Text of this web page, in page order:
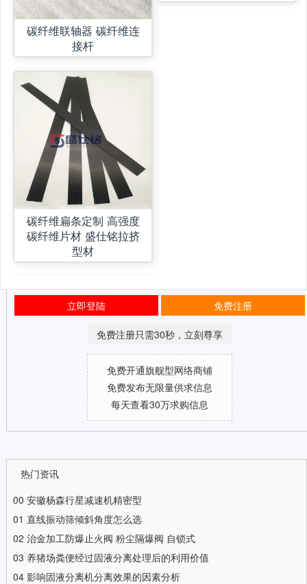
碳纤维联轴器 碳纤维连
接杆
碳纤维扁条定制 高强度
碳纤维片材 盛仕铭拉挤
型材
立即登陆 免费注册
免费注册只需30秒，立刻尊享
免费开通旗舰型网络商铺
免费发布无限量供求信息
每天查看30万求购信息
热门资讯
00 安徽杨森行星减速机精密型
01 直线振动筛倾斜角度怎么选
02 治金加工防爆止火阀 粉尘隔爆阀 自锁式
03 养猪场粪便经过固液分离处理后的利用价值
04 影响固液分离机分离效果的因素分析